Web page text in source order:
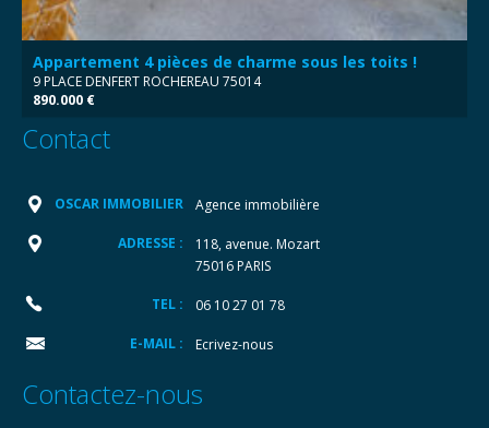
Appartement 4 pièces de charme sous les toits !
9 PLACE DENFERT ROCHEREAU 75014
890.000 €
Contact
OSCAR IMMOBILIER Agence immobilière
ADRESSE :
118, avenue. Mozart
75016 PARIS
TEL : 06 10 27 01 78
E-MAIL : Ecrivez-nous
Contactez-nous